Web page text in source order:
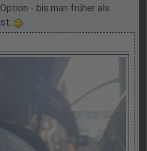
- bis man früher als